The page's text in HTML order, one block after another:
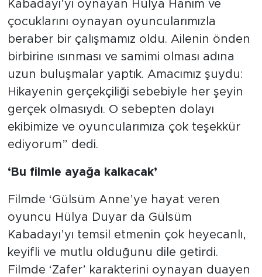
Kabadayı’yı oynayan Hülya Hanım ve
çocuklarını oynayan oyuncularımızla
beraber bir çalışmamız oldu. Ailenin önden
birbirine ısınması ve samimi olması adına
uzun buluşmalar yaptık. Amacımız şuydu:
Hikayenin gerçekçiliği sebebiyle her şeyin
gerçek olmasıydı. O sebepten dolayı
ekibimize ve oyuncularımıza çok teşekkür
ediyorum” dedi.
‘Bu filmle ayağa kalkacak’
Filmde ‘Gülsüm Anne’ye hayat veren
oyuncu Hülya Duyar da Gülsüm
Kabadayı’yı temsil etmenin çok heyecanlı,
keyifli ve mutlu olduğunu dile getirdi.
Filmde ‘Zafer’ karakterini oynayan duayen